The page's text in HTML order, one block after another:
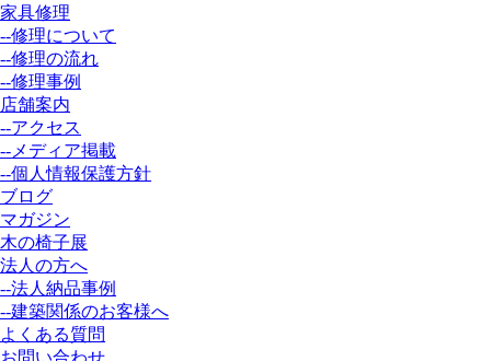
家具修理
--修理について
--修理の流れ
--修理事例
店舗案内
--アクセス
--メディア掲載
--個人情報保護方針
ブログ
マガジン
木の椅子展
法人の方へ
--法人納品事例
--建築関係のお客様へ
よくある質問
お問い合わせ